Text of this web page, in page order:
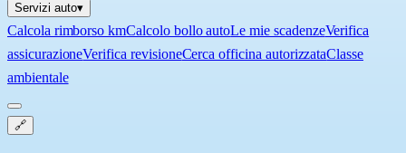
Servizi auto▾
Calcola rimborso kmCalcolo bollo autoLe mie scadenzeVerifica
assicurazioneVerifica revisioneCerca officina autorizzataClasse
ambientale
🔗